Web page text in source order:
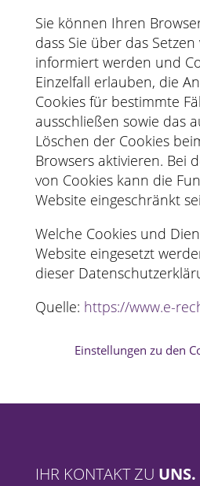
Sie können Ihren
dass Sie über das
informiert werden und
Einzelfall erlauben, die
Cookies für bestimmte
ausschließen sowie das
Löschen der Cookies
Browsers aktivieren. Bei
von Cookies kann die
Website eingeschränkt
Welche Cookies und
Website eingesetzt
dieser
Quelle: https://www.e-
Einstellungen zu den
IHR KONTAKT ZU UNS.